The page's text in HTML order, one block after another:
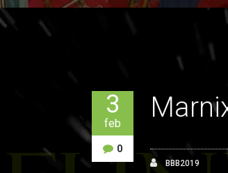
3
feb
0
BBB2019